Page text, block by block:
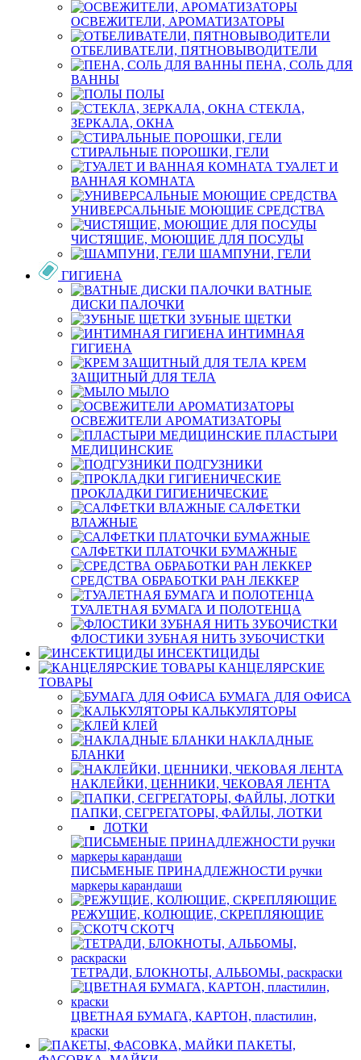
ОСВЕЖИТЕЛИ, АРОМАТИЗАТОРЫ
ОТБЕЛИВАТЕЛИ, ПЯТНОВЫВОДИТЕЛИ
ПЕНА, СОЛЬ ДЛЯ
ВАННЫ
ПОЛЫ
СТЕКЛА,
ЗЕРКАЛА, ОКНА
СТИРАЛЬНЫЕ ПОРОШКИ, ГЕЛИ
ТУАЛЕТ И
ВАННАЯ КОМНАТА
УНИВЕРСАЛЬНЫЕ МОЮЩИЕ СРЕДСТВА
ЧИСТЯЩИЕ, МОЮЩИЕ ДЛЯ ПОСУДЫ
ШАМПУНИ, ГЕЛИ
ГИГИЕНА
ВАТНЫЕ
ДИСКИ ПАЛОЧКИ
ЗУБНЫЕ ЩЕТКИ
ИНТИМНАЯ
ГИГИЕНА
КРЕМ
ЗАЩИТНЫЙ ДЛЯ ТЕЛА
МЫЛО
ОСВЕЖИТЕЛИ АРОМАТИЗАТОРЫ
ПЛАСТЫРИ
МЕДИЦИНСКИЕ
ПОДГУЗНИКИ
ПРОКЛАДКИ ГИГИЕНИЧЕСКИЕ
САЛФЕТКИ
ВЛАЖНЫЕ
САЛФЕТКИ ПЛАТОЧКИ БУМАЖНЫЕ
СРЕДСТВА ОБРАБОТКИ РАН ЛЕККЕР
ТУАЛЕТНАЯ БУМАГА И ПОЛОТЕНЦА
ФЛОСТИКИ ЗУБНАЯ НИТЬ ЗУБОЧИСТКИ
ИНСЕКТИЦИДЫ
КАНЦЕЛЯРСКИЕ
ТОВАРЫ
БУМАГА ДЛЯ ОФИСА
КАЛЬКУЛЯТОРЫ
КЛЕЙ
НАКЛАДНЫЕ
БЛАНКИ
НАКЛЕЙКИ, ЦЕННИКИ, ЧЕКОВАЯ ЛЕНТА
ПАПКИ, СЕГРЕГАТОРЫ, ФАЙЛЫ, ЛОТКИ
ЛОТКИ
ПИСЬМЕНЫЕ ПРИНАДЛЕЖНОСТИ ручки
маркеры карандаши
РЕЖУЩИЕ, КОЛЮЩИЕ, СКРЕПЛЯЮЩИЕ
СКОТЧ
ТЕТРАДИ, БЛОКНОТЫ, АЛЬБОМЫ, раскраски
ЦВЕТНАЯ БУМАГА, КАРТОН, пластилин,
краски
ПАКЕТЫ,